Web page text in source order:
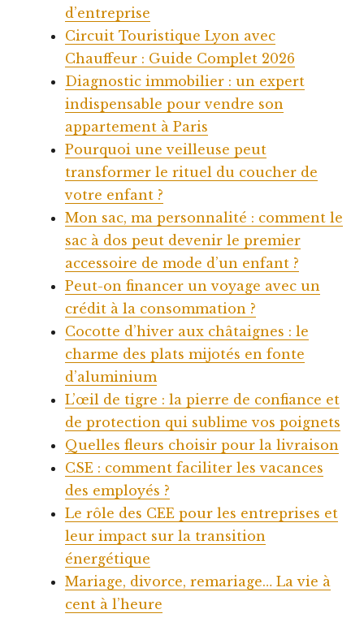
d’entreprise
Circuit Touristique Lyon avec
Chauffeur : Guide Complet 2026
Diagnostic immobilier : un expert
indispensable pour vendre son
appartement à Paris
Pourquoi une veilleuse peut
transformer le rituel du coucher de
votre enfant ?
Mon sac, ma personnalité : comment le
sac à dos peut devenir le premier
accessoire de mode d’un enfant ?
Peut-on financer un voyage avec un
crédit à la consommation ?
Cocotte d’hiver aux châtaignes : le
charme des plats mijotés en fonte
d’aluminium
L’œil de tigre : la pierre de confiance et
de protection qui sublime vos poignets
Quelles fleurs choisir pour la livraison
CSE : comment faciliter les vacances
des employés ?
Le rôle des CEE pour les entreprises et
leur impact sur la transition
énergétique
Mariage, divorce, remariage… La vie à
cent à l’heure